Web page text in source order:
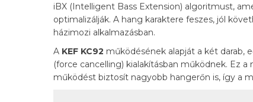
iBX (Intelligent Bass Extension) algoritmust,
optimalizálják. A hang karaktere feszes, jól
házimozi alkalmazásban.
A KEF KC92 működésének alapját a két darab,
(force cancelling) kialakításban működnek. Ez
működést biztosít nagyobb hangerőn is, így a